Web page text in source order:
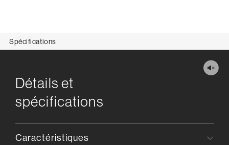
Spécifications
Détails et
spécifications
Caractéristiques